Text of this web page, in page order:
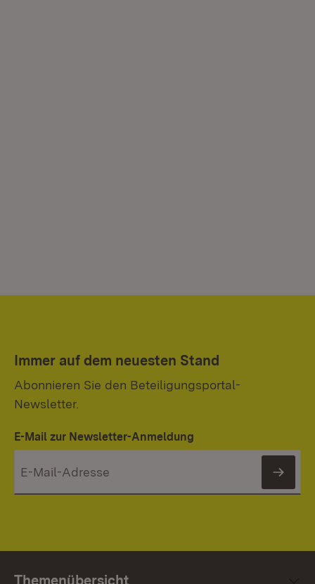
Immer auf dem neuesten Stand
Abonnieren Sie den Beteiligungsportal-
Newsletter.
E-Mail zur Newsletter-Anmeldung